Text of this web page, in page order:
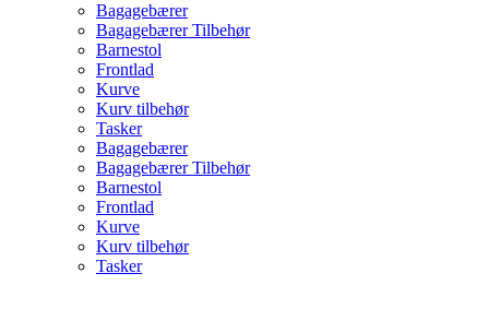
Bagagebærer
Bagagebærer Tilbehør
Barnestol
Frontlad
Kurve
Kurv tilbehør
Tasker
Bagagebærer
Bagagebærer Tilbehør
Barnestol
Frontlad
Kurve
Kurv tilbehør
Tasker